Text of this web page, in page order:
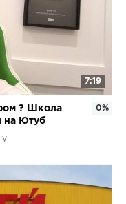
7:19
? Школа
на Ютуб
0%